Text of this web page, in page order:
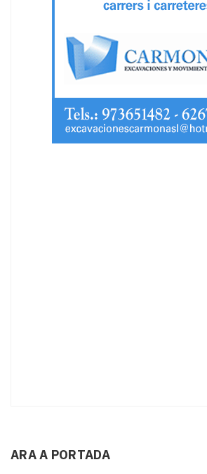
ARA A PORTADA